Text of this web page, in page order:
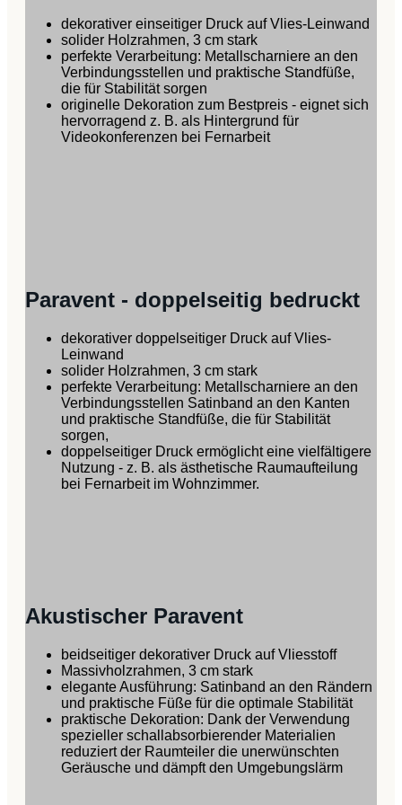
dekorativer einseitiger Druck auf Vlies-Leinwand
solider Holzrahmen, 3 cm stark
perfekte Verarbeitung: Metallscharniere an den
Verbindungsstellen und praktische Standfüße,
die für Stabilität sorgen
originelle Dekoration zum Bestpreis - eignet sich
hervorragend z. B. als Hintergrund für
Videokonferenzen bei Fernarbeit
Paravent - doppelseitig bedruckt
dekorativer doppelseitiger Druck auf Vlies-
Leinwand
solider Holzrahmen, 3 cm stark
perfekte Verarbeitung: Metallscharniere an den
Verbindungsstellen Satinband an den Kanten
und praktische Standfüße, die für Stabilität
sorgen,
doppelseitiger Druck ermöglicht eine vielfältigere
Nutzung - z. B. als ästhetische Raumaufteilung
bei Fernarbeit im Wohnzimmer.
Akustischer Paravent
beidseitiger dekorativer Druck auf Vliesstoff
Massivholzrahmen, 3 cm stark
elegante Ausführung: Satinband an den Rändern
und praktische Füße für die optimale Stabilität
praktische Dekoration: Dank der Verwendung
spezieller schallabsorbierender Materialien
reduziert der Raumteiler die unerwünschten
Geräusche und dämpft den Umgebungslärm